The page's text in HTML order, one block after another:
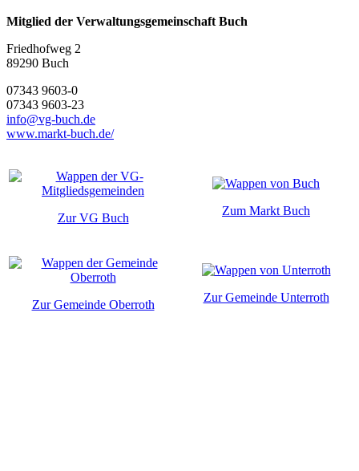
Mitglied der Verwaltungsgemeinschaft Buch
Friedhofweg 2
89290 Buch
07343 9603-0
07343 9603-23
info@vg-buch.de
www.markt-buch.de/
Zur VG Buch
Zum Markt Buch
Zur Gemeinde Oberroth
Zur Gemeinde Unterroth